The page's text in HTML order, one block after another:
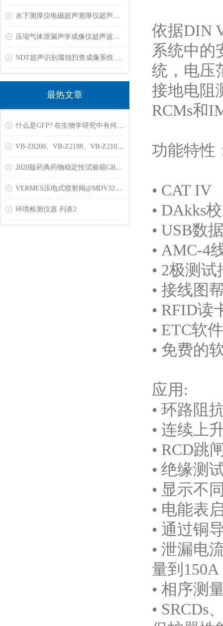
水下测厚仪电磁超声测厚仪超声波高温测厚仪管体腐蚀成像检测系统
压缩气体泄漏声学成像仪超声波泄漏检测仪粉末涂层测厚仪
NDT超声识别腐蚀扫查成像系统 扫描产品缺陷成像测厚仪 超声波腐蚀测厚仪
最热文章
什么是GFP? 在生物学研究中有何用途？
VB-Z8200、VB-Z2188、VB-Z2101、VB-Z2102、VB-12161变送器
2020版药典药物稳定性试验箱GB/T10586-2006标准
VERMES压电式喷射阀@MDV3200-HM压电式喷胶阀
环境检测仪器 列表2
依据DIN
系统中的
统，电压
接地电阻
RCMs和
功能特性
• CAT IV
• DAkks
• USB数
• AMC-4
• 2极测
• 接线图
• RFID读
• ETC软件
• 免费的
应用:
• 环路阻
• 连续上
• RCD跳
• 绝缘测
• 显示不
• 电能表
• 通过铜
• 泄漏电
量到150A
• 相序测
• SRCDs